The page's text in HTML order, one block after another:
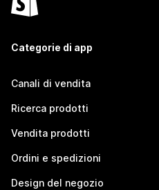
Categorie di app
Canali di vendita
Ricerca prodotti
Vendita prodotti
Ordini e spedizioni
Design del negozio